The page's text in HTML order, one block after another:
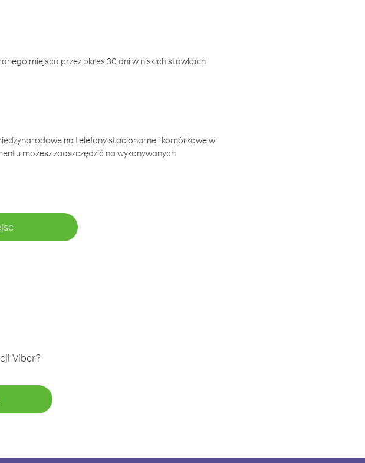
miejsca przez okres 30 dni w niskich stawkach
na telefony stacjonarne i komórkowe w
możesz zaoszczędzić na wykonywanych
Viber?